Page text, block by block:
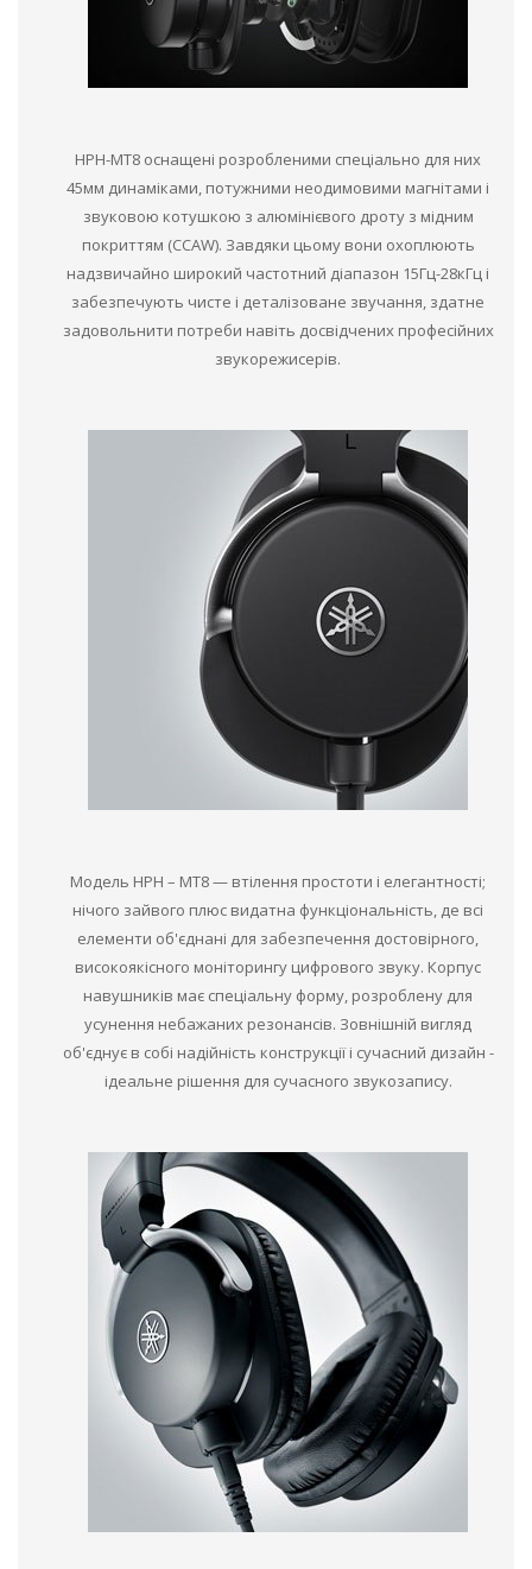
HPH-MT8 оснащені розробленими спеціально для них
45мм динаміками, потужними неодимовими магнітами і
звуковою котушкою з алюмінієвого дроту з мідним
покриттям (CCAW). Завдяки цьому вони охоплюють
надзвичайно широкий частотний діапазон 15Гц-28кГц і
забезпечують чисте і деталізоване звучання, здатне
задовольнити потреби навіть досвідчених професійних
звукорежисерів.
Модель HPH – MT8 — втілення простоти і елегантності;
нічого зайвого плюс видатна функціональність, де всі
елементи об'єднані для забезпечення достовірного,
високоякісного моніторингу цифрового звуку. Корпус
навушників має спеціальну форму, розроблену для
усунення небажаних резонансів. Зовнішній вигляд
об'єднує в собі надійність конструкції і сучасний дизайн -
ідеальне рішення для сучасного звукозапису.